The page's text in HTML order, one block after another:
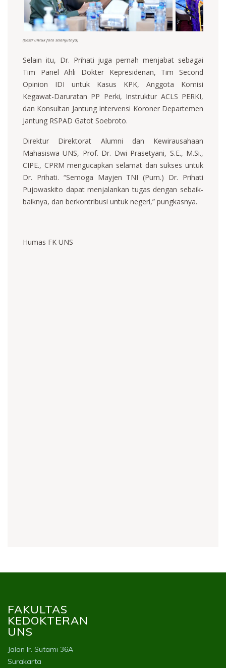
(Geser untuk foto selanjutnya)
Selain itu, Dr. Prihati juga pernah menjabat sebagai
Tim Panel Ahli Dokter Kepresidenan, Tim Second
Opinion IDI untuk Kasus KPK, Anggota Komisi
Kegawat-Daruratan PP Perki, Instruktur ACLS PERKI,
dan Konsultan Jantung Intervensi Koroner Departemen
Jantung RSPAD Gatot Soebroto.
Direktur Direktorat Alumni dan Kewirausahaan
Mahasiswa UNS, Prof. Dr. Dwi Prasetyani, S.E., M.Si.,
CIPE., CPRM mengucapkan selamat dan sukses untuk
Dr. Prihati. “Semoga Mayjen TNI (Purn.) Dr. Prihati
Pujowaskito dapat menjalankan tugas dengan sebaik-
baiknya, dan berkontribusi untuk negeri,” pungkasnya.
Humas FK UNS
FAKULTAS
KEDOKTERAN
UNS
Jalan Ir. Sutami 36A
Surakarta